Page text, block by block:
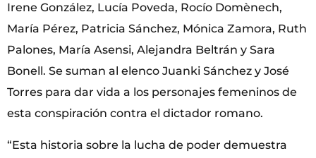
Irene González, Lucía Poveda, Rocío Domènech,
María Pérez, Patricia Sánchez, Mónica Zamora, Ruth
Palones, María Asensi, Alejandra Beltrán y Sara
Bonell. Se suman al elenco Juanki Sánchez y José
Torres para dar vida a los personajes femeninos de
esta conspiración contra el dictador romano.
“Esta historia sobre la lucha de poder demuestra